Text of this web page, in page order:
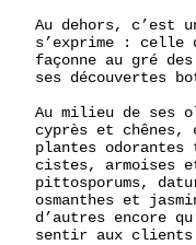
Au dehors, c’est
s’exprime : celle
façonne au gré
ses découvertes
Au milieu de ses
cyprès et
plantes
cistes, armoises
pittosporums,
osmanthes et
d’autres encore
sentir aux